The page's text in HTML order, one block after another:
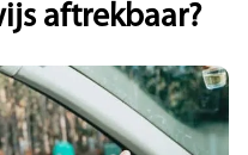
aftrekbaar?